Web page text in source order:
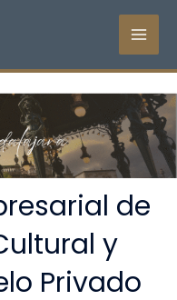
de
y
Privado